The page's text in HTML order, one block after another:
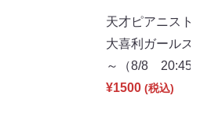
天才ピアニスト
大喜利ガールズ
～（8/8 20:45
¥1500 (税込)